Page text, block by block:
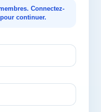
Connectez-
continuer.